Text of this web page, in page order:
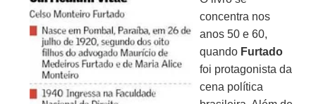
concentra nos
anos 50 e 60,
quando Furtado
foi protagonista da
cena política